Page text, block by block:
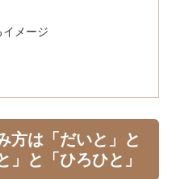
イメージ
方は「だいと」と
」と「ひろひと」